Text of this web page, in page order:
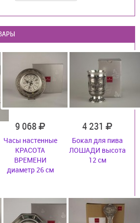
9 068
Часы настенные
КРАСОТА
ВРЕМЕНИ
диаметр 26 см
4 231
Бокал для пива
ЛОШАДИ высота
12 см